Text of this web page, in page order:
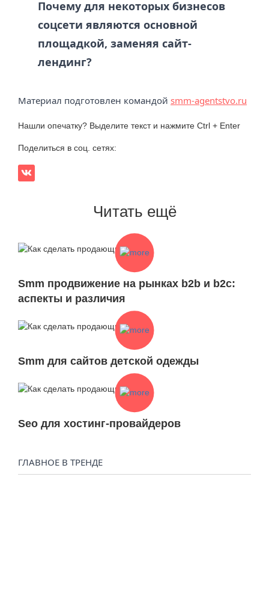
Почему для некоторых бизнесов
соцсети являются основной
площадкой, заменяя сайт-
лендинг?
Материал подготовлен командой smm-agentstvo.ru
Нашли опечатку? Выделите текст и нажмите Ctrl + Enter
Поделиться в соц. сетях:
Читать ещё
Smm продвижение на рынках b2b и b2c:
аспекты и различия
Smm для сайтов детской одежды
Seo для хостинг-провайдеров
ГЛАВНОЕ В ТРЕНДЕ